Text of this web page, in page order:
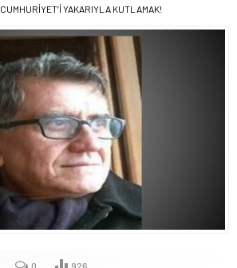
CUMHURİYET’İ YAKARIYLA KUTLAMAK!
0 926